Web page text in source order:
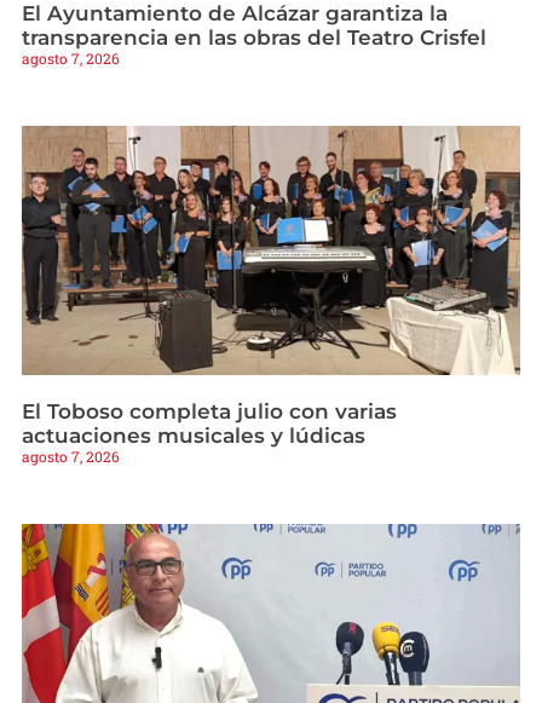
El Ayuntamiento de Alcázar garantiza la
transparencia en las obras del Teatro Crisfel
agosto 7, 2026
El Toboso completa julio con varias
actuaciones musicales y lúdicas
agosto 7, 2026